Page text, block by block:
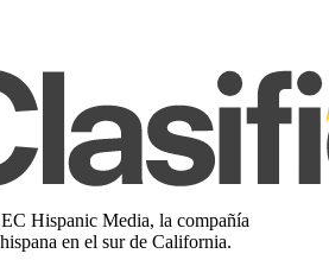
Hispanic Media, la compañía
en el sur de California.